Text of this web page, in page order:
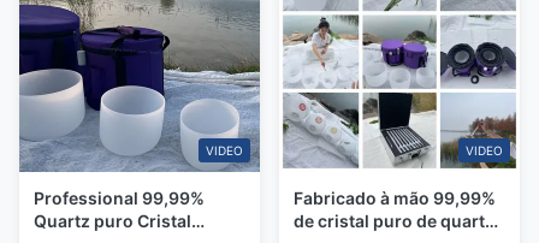
VIDEO
Professional 99,99%
Quartz puro Cristal
VIDEO
Fabricado à mão 99,99%
de cristal puro de quartzo